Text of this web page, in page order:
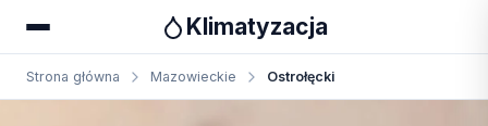
Klimatyzacja
Strona główna Mazowieckie Ostrołęcki